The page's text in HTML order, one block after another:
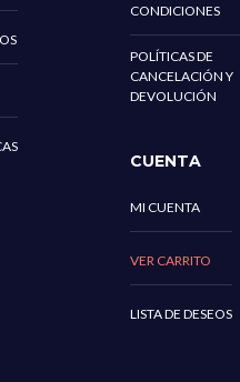
CONDICIONES
POLÍTICAS DE
CANCELACIÓN Y
DEVOLUCIÓN
CUENTA
MI CUENTA
VER CARRITO
LISTA DE DESEOS